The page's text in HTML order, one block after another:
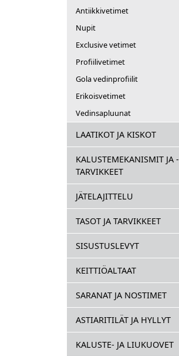
Antiikkivetimet
Nupit
Exclusive vetimet
Profiilivetimet
Gola vedinprofiilit
Erikoisvetimet
Vedinsapluunat
LAATIKOT JA KISKOT
KALUSTEMEKANISMIT JA -
TARVIKKEET
JÄTELAJITTELU
TASOT JA TARVIKKEET
SISUSTUSLEVYT
KEITTIÖALTAAT
SARANAT JA NOSTIMET
ASTIARITILÄT JA HYLLYT
KALUSTE- JA LIUKUOVET